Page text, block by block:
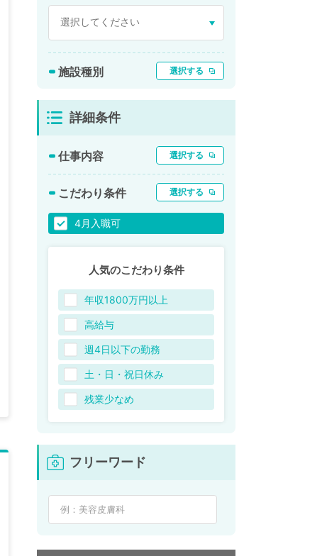
施設種別 選択する
詳細条件
仕事内容 選択する
こだわり条件 選択する
4月入職可
人気のこだわり条件
年収1800万円以上
高給与
週4日以下の勤務
土・日・祝日休み
残業少なめ
フリーワード